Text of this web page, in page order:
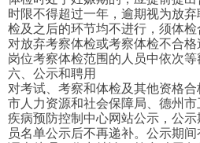
时限不得超过一年，逾期视为放
检及之后的环节均不进行，须体检
对放弃考察体检或考察体检不合
岗位考察体检范围的人员中依次等
六、公示和聘用
对考试、考察和体检及其他资格
市人力资源和社会保障局、德州
疾病预防控制中心网站公示，公
员名单公示后不再递补。公示期